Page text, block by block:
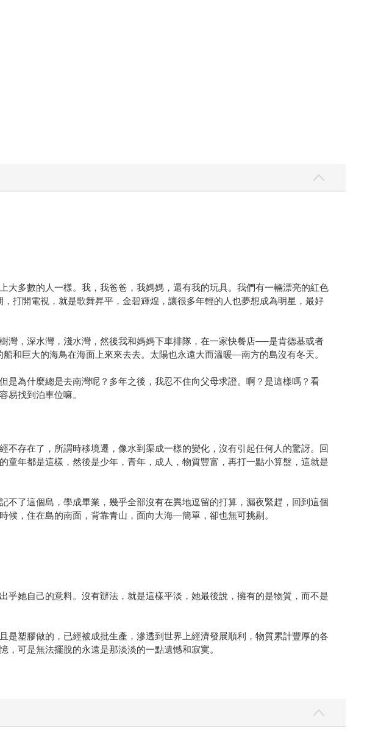
多數的人一樣。我，我爸爸，我媽媽，還有我的玩具。我們有一輛漂亮的紅色
打開電視，就是歌舞昇平，金碧輝煌，讓很多年輕的人也夢想成為明星，最好
灣，深水灣，淺水灣，然後我和媽媽下車排隊，在一家快餐店──是肯德基或者
和巨大的海鳥在海面上來來去去。太陽也永遠大而溫暖—南方的島沒有冬天。
為什麼總是去南灣呢？多年之後，我忍不住向父母求證。啊？是這樣嗎？看
易找到泊車位嘛。
存在了，所謂時移境遷，像水到渠成一樣的變化，沒有引起任何人的驚訝。回
年都是這樣，然後是少年，青年，成人，物質豐富，再打一點小算盤，這就是
了這個島，學成畢業，幾乎全部沒有在異地逗留的打算，漏夜緊趕，回到這個
，住在島的南面，背靠青山，面向大海—簡單，卻也無可挑剔。
她自己的意料。沒有辦法，就是這樣平淡，她最後說，擁有的是物質，而不是
塑膠做的，已經被成批生產，滲透到世界上經濟發展順利，物質累計豐厚的各
可是無法擺脫的永遠是那淡淡的一點遺憾和寂寞。